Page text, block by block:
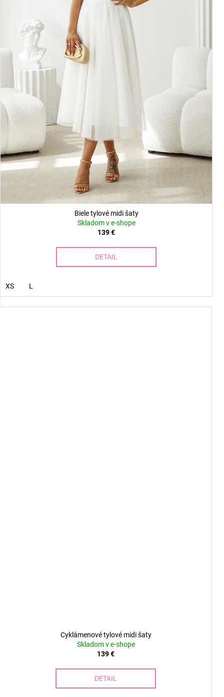
Biele tylové midi šaty
Skladom v e-shope
139 €
DETAIL
XS L
Cyklámenové tylové midi šaty
Skladom v e-shope
139 €
DETAIL